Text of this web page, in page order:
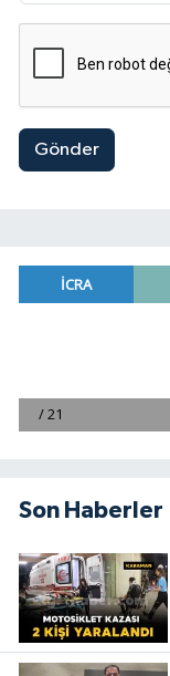
Gönder
Son Haberler